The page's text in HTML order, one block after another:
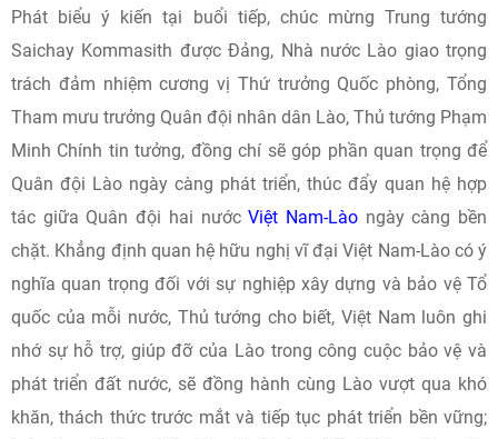
Phát biểu ý kiến tại buổi tiếp, chúc mừng Trung tướng
Saichay Kommasith được Đảng, Nhà nước Lào giao trọng
trách đảm nhiệm cương vị Thứ trưởng Quốc phòng, Tổng
Tham mưu trưởng Quân đội nhân dân Lào, Thủ tướng Phạm
Minh Chính tin tưởng, đồng chí sẽ góp phần quan trọng để
Quân đội Lào ngày càng phát triển, thúc đẩy quan hệ hợp
tác giữa Quân đội hai nướcViệt Nam-Làongày càng bền
chặt. Khẳng định quan hệ hữu nghị vĩ đại Việt Nam-Lào có ý
nghĩa quan trọng đối với sự nghiệp xây dựng và bảo vệ Tổ
quốc của mỗi nước, Thủ tướng cho biết, Việt Nam luôn ghi
nhớ sự hỗ trợ, giúp đỡ của Lào trong công cuộc bảo vệ và
phát triển đất nước, sẽ đồng hành cùng Lào vượt qua khó
khăn, thách thức trước mắt và tiếp tục phát triển bền vững;